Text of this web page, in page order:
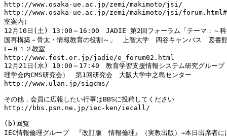
http://www.osaka-ue.ac.jp/zemi/makimoto/jsi/
http://www.osaka-ue.ac.jp/zemi/makimoto/jsi/
室案内）
12月10日(土) 13:00～16:00　JADIE 第2回フォーラム「テーマ：～科
国再構築－骨太・情報教育の役割～」　上智大学　四谷キャンパス　図書
L―８１２教室
http://www.fest.or.jp/jadie/e_forum02.html
12月21日(水) 10:00～17:40　教育学習支援情報システム研究グループ
理学会内CMS研究会）　第1回研究会　大阪大学中之島センター
http://www.ulan.jp/sigcms/
その他，会員に広報したい行事はBBSに投稿してください
http://bbs.psn.ne.jp/iec-ken/iecall/
(b)回覧
IEC情報倫理グループ　『改訂版　情報倫理』（実教出版）→本日出席者に